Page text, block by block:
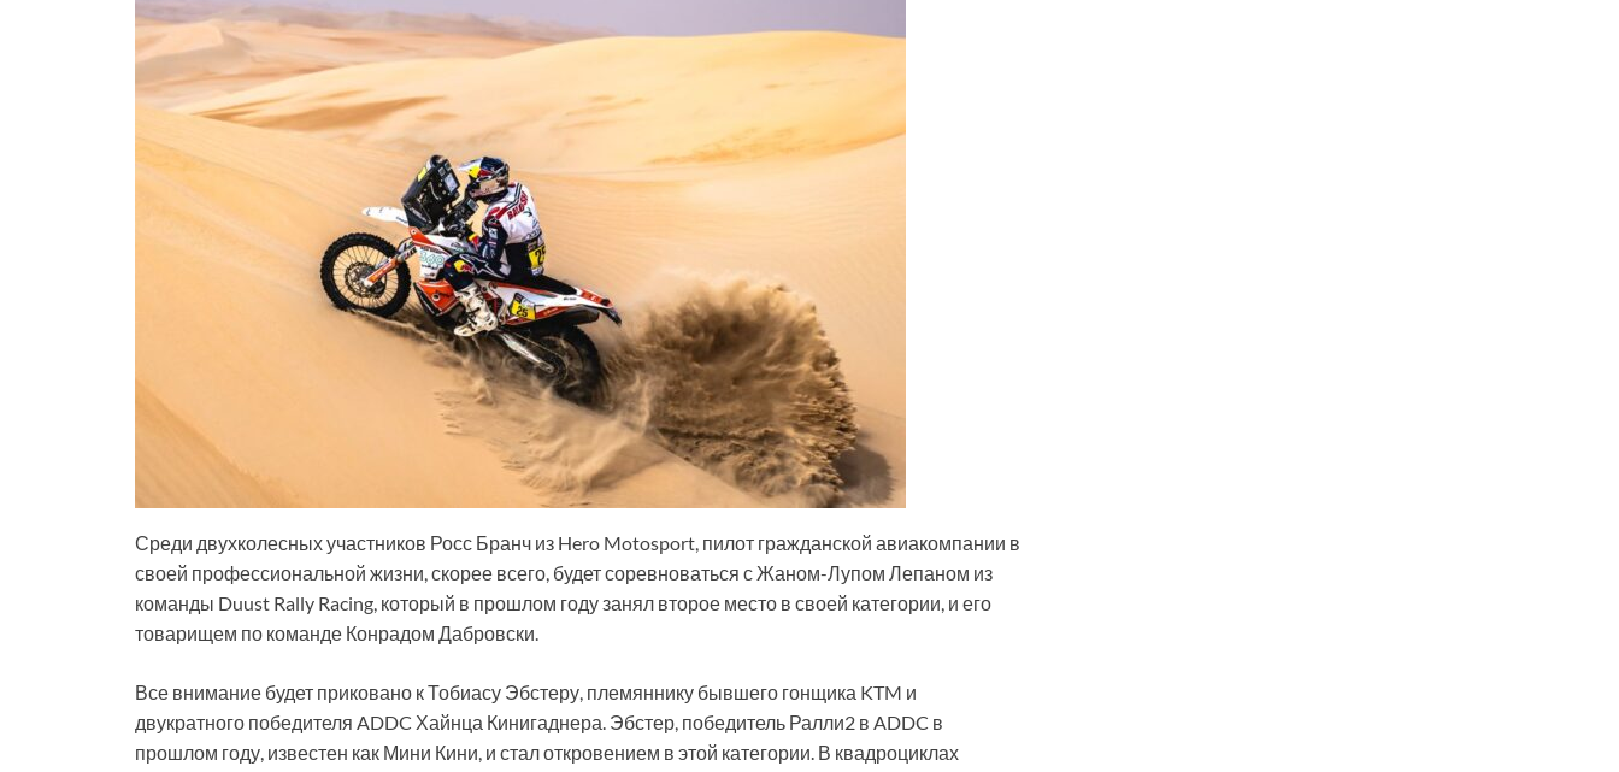
Среди двухколесных участников Росс Бранч из Hero Motosport, пилот гражданской авиакомпании в
своей профессиональной жизни, скорее всего, будет соревноваться с Жаном-Лупом Лепаном из
команды Duust Rally Racing, который в прошлом году занял второе место в своей категории, и его
товарищем по команде Конрадом Дабровски.
Все внимание будет приковано к Тобиасу Эбстеру, племяннику бывшего гонщика KTM и
двукратного победителя ADDC Хайнца Кинигаднера. Эбстер, победитель Ралли2 в ADDC в
прошлом году, известен как Мини Кини, и стал откровением в этой категории. В квадроциклах